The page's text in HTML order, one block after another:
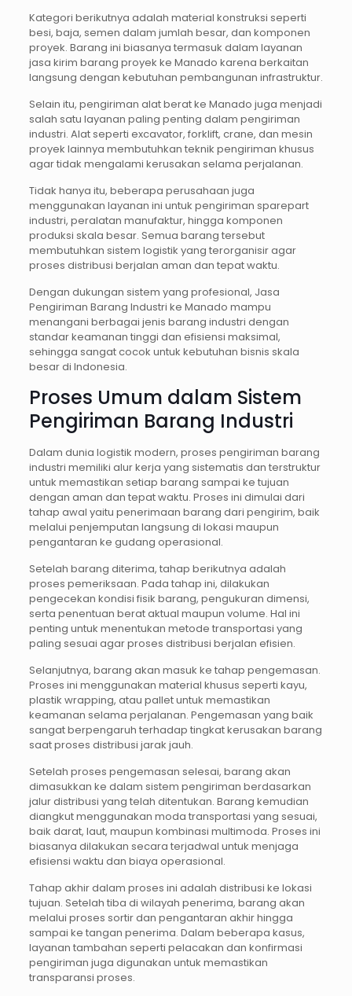
Kategori berikutnya adalah material konstruksi seperti
besi, baja, semen dalam jumlah besar, dan komponen
proyek. Barang ini biasanya termasuk dalam layanan
jasa kirim barang proyek ke Manado karena berkaitan
langsung dengan kebutuhan pembangunan infrastruktur.
Selain itu, pengiriman alat berat ke Manado juga menjadi
salah satu layanan paling penting dalam pengiriman
industri. Alat seperti excavator, forklift, crane, dan mesin
proyek lainnya membutuhkan teknik pengiriman khusus
agar tidak mengalami kerusakan selama perjalanan.
Tidak hanya itu, beberapa perusahaan juga
menggunakan layanan ini untuk pengiriman sparepart
industri, peralatan manufaktur, hingga komponen
produksi skala besar. Semua barang tersebut
membutuhkan sistem logistik yang terorganisir agar
proses distribusi berjalan aman dan tepat waktu.
Dengan dukungan sistem yang profesional, Jasa
Pengiriman Barang Industri ke Manado mampu
menangani berbagai jenis barang industri dengan
standar keamanan tinggi dan efisiensi maksimal,
sehingga sangat cocok untuk kebutuhan bisnis skala
besar di Indonesia.
Proses Umum dalam Sistem
Pengiriman Barang Industri
Dalam dunia logistik modern, proses pengiriman barang
industri memiliki alur kerja yang sistematis dan terstruktur
untuk memastikan setiap barang sampai ke tujuan
dengan aman dan tepat waktu. Proses ini dimulai dari
tahap awal yaitu penerimaan barang dari pengirim, baik
melalui penjemputan langsung di lokasi maupun
pengantaran ke gudang operasional.
Setelah barang diterima, tahap berikutnya adalah
proses pemeriksaan. Pada tahap ini, dilakukan
pengecekan kondisi fisik barang, pengukuran dimensi,
serta penentuan berat aktual maupun volume. Hal ini
penting untuk menentukan metode transportasi yang
paling sesuai agar proses distribusi berjalan efisien.
Selanjutnya, barang akan masuk ke tahap pengemasan.
Proses ini menggunakan material khusus seperti kayu,
plastik wrapping, atau pallet untuk memastikan
keamanan selama perjalanan. Pengemasan yang baik
sangat berpengaruh terhadap tingkat kerusakan barang
saat proses distribusi jarak jauh.
Setelah proses pengemasan selesai, barang akan
dimasukkan ke dalam sistem pengiriman berdasarkan
jalur distribusi yang telah ditentukan. Barang kemudian
diangkut menggunakan moda transportasi yang sesuai,
baik darat, laut, maupun kombinasi multimoda. Proses ini
biasanya dilakukan secara terjadwal untuk menjaga
efisiensi waktu dan biaya operasional.
Tahap akhir dalam proses ini adalah distribusi ke lokasi
tujuan. Setelah tiba di wilayah penerima, barang akan
melalui proses sortir dan pengantaran akhir hingga
sampai ke tangan penerima. Dalam beberapa kasus,
layanan tambahan seperti pelacakan dan konfirmasi
pengiriman juga digunakan untuk memastikan
transparansi proses.